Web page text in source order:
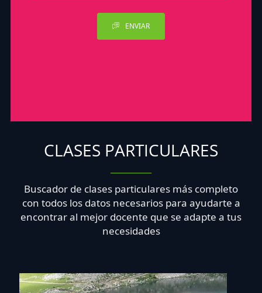
ENVIAR
CLASES PARTICULARES
Buscador de clases particulares más completo
con todos los datos necesarios para ayudarte a
encontrar al mejor docente que se adapte a tus
necesidades